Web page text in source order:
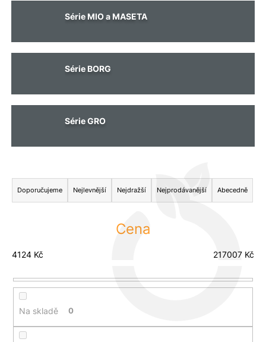
Série MIO a MASETA
Série BORG
Série GRO
Ř
a
z
í
r
o
d
u
Doporučujeme Nejlevnější Nejdražší Nejprodávanější Abecedně
Cena
4124 Kč 217007 Kč
Na skladě 0